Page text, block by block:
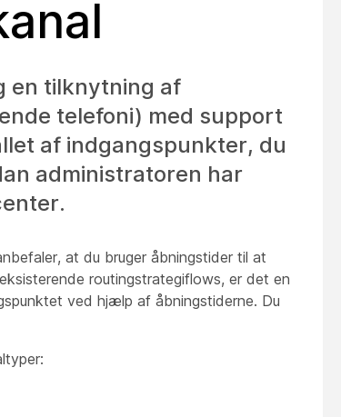
en tilknytning af
telefoni) med support
af indgangspunkter, du
administratoren har
at du bruger åbningstider til at
routingstrategiflows, er det en
ved hjælp af åbningstiderne. Du